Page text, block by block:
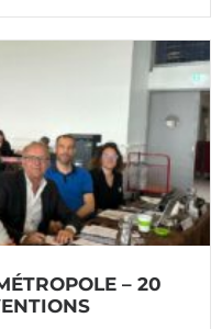
– 20